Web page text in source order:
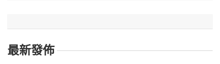
最新發佈